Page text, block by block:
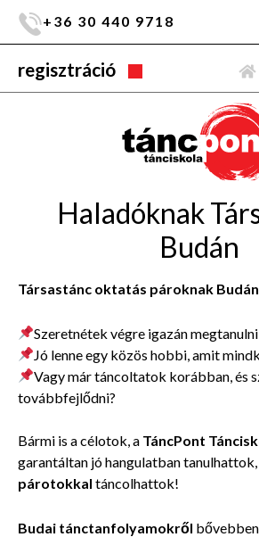
+36 30 440 9718
regisztráció
Haladóknak
Budán
Társastánc oktatás pároknak
Szeretnétek végre igazán
Jó lenne egy közös hobbi, amit
Vagy már táncoltatok korábban, és
továbbfejlődni?
Bármi is a célotok, a TáncPont
garantáltan jó hangulatban tanulhattok,
párotokkal táncolhattok!
Budai tánctanfolyamokről bővebben